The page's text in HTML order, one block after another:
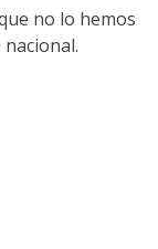
no lo hemos